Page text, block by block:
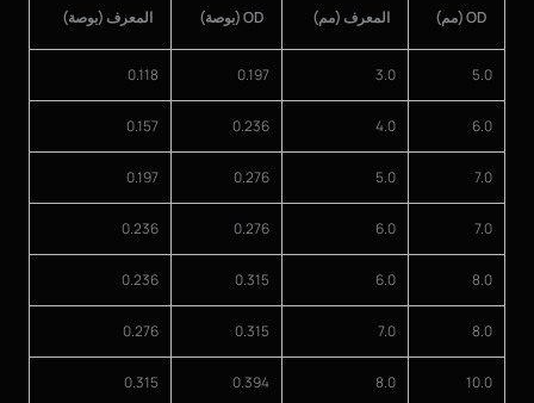
OD (مم) المعرف (مم) OD (بوصة) المعرف (بوصة)
5.0
3.0
0.197
0.118
6.0
4.0
0.236
0.157
7.0
5.0
0.276
0.197
7.0
6.0
0.276
0.236
8.0
6.0
0.315
0.236
8.0
7.0
0.315
0.276
10.0
8.0
0.394
0.315